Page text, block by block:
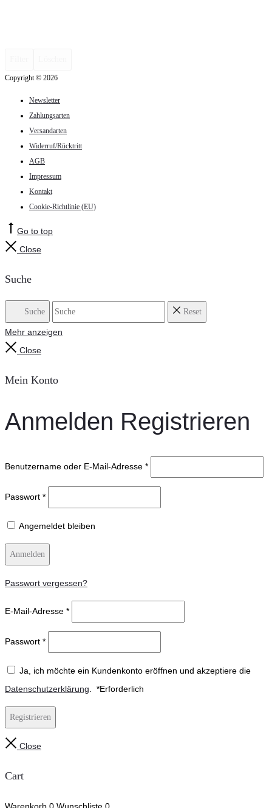
Copyright © 2026
Newsletter
Zahlungsarten
Versandarten
Widerruf/Rücktritt
AGB
Impressum
Kontakt
Cookie-Richtlinie (EU)
Go to top
Close
Suche
Suche Reset
Mehr anzeigen
Close
Mein Konto
Anmelden Registrieren
Benutzername oder E-Mail-Adresse *
Passwort *
Angemeldet bleiben
Anmelden
Passwort vergessen?
E-Mail-Adresse *
Passwort *
Ja, ich möchte ein Kundenkonto eröffnen und akzeptiere die
Datenschutzerklärung
*Erforderlich
Registrieren
Close
Cart